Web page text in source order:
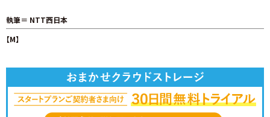
執筆＝ NTT西日本
【M】